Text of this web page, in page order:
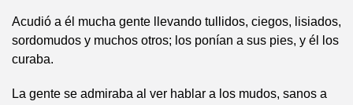
Acudió a él mucha gente llevando tullidos, ciegos, lisiados,
sordomudos y muchos otros; los ponían a sus pies, y él los
curaba.
La gente se admiraba al ver hablar a los mudos, sanos a